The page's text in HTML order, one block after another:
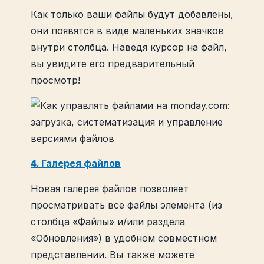
как Dropbox, Box, OneDrive и
SharePoint.
Создание нового рабочего
документа на понедельник
Как только ваши файлы будут добавлены,
они появятся в виде маленьких значков
внутри столбца. Наведя курсор на файл,
вы увидите его предварительный
просмотр!
4. Галерея файлов
Новая галерея файлов позволяет
просматривать все файлы элемента (из
столбца «Файлы» и/или раздела
«Обновления») в удобном совместном
представлении. Вы также можете